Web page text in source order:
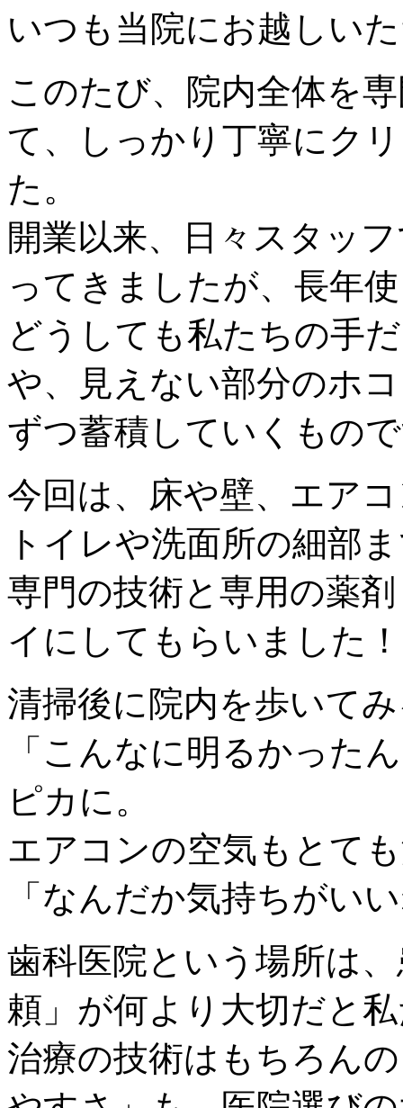
いつも当院にお越しい
このたび、院内全体を
て、しっかり丁寧にク
た。
開業以来、日々スタッ
ってきましたが、長年
どうしても私たちの手
や、見えない部分のホ
ずつ蓄積していくもの
今回は、床や壁、エア
トイレや洗面所の細部
専門の技術と専用の薬
イにしてもらいました！
清掃後に院内を歩いて
「こんなに明るかった
ピカに。
エアコンの空気もとて
「なんだか気持ちがい
歯科医院という場所は
頼」が何より大切だと
治療の技術はもちろん